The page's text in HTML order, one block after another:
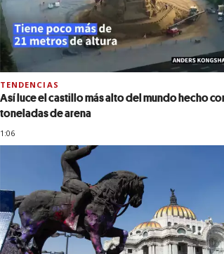
TENDENCIAS
Así luce el castillo más alto del mundo hecho
toneladas de arena
1:06